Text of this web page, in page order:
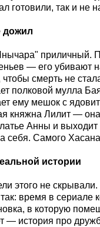
готовили, так и не
дожил
приличный.
— его убивают
чтобы смерть не
полковой мулла
ему мешок с
княжна Лилит — она
Анны и выходит
себя. Самого Хасана
истории
этого не
время в сериале
в которую
— история про